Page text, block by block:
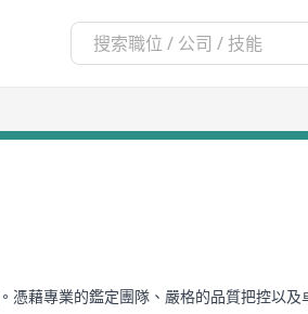
藉專業的鑑定團隊、嚴格的品質把控以